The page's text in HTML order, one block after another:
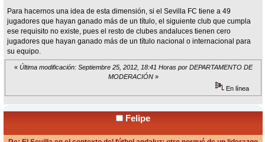
Para hacernos una idea de esta dimensión, si el Sevilla FC tiene a 49
jugadores que hayan ganado más de un título, el siguiente club que cumpla
ese requisito no existe, pues el resto de clubes andaluces tienen cero
jugadores que hayan ganado más de un título nacional o internacional para
su equipo.
« Última modificación: Septiembre 25, 2012, 18:41 Horas por DEPARTAMENTO DE
MODERACIÓN»
En línea
Felipe